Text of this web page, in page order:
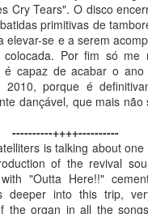
Cry Tears". O disco
primitivas de
elevar-se e a serem
colocada. Por fim só me
capaz de acabar o ano
porque é
dançável, que mais
----------++++----------
is talking about
of the revival
"Outta Here!!"
deeper into this trip,
the organ in all the